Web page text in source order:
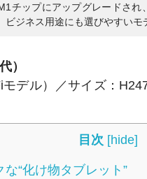
チップにアップグレードさ
ビジネス用途にも選びやすいモ
）
デル）／サイズ：
目次 [hide]
“化け物タブレット”